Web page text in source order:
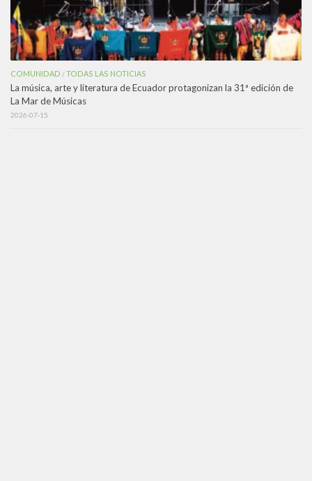
COMUNIDAD /TODAS LAS NOTICIAS
La música, arte y literatura de Ecuador protagonizan la 31ª edición de
La Mar de Músicas
2026-07-15